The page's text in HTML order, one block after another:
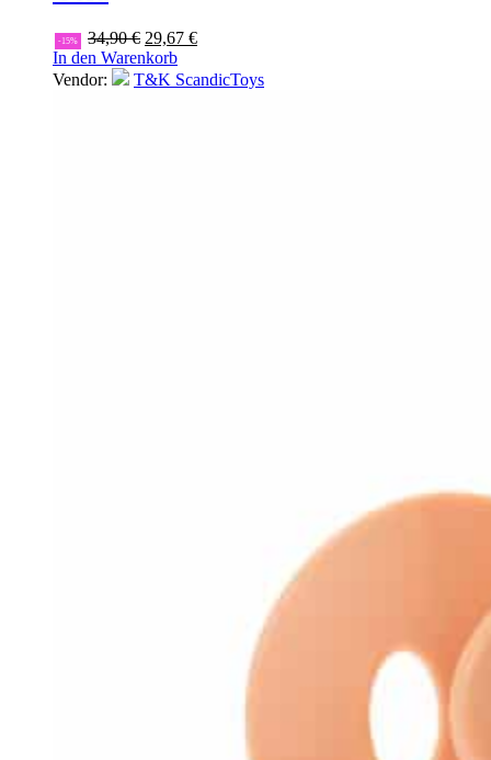
-15% 34,90€ Ursprünglicher
Preis
war:
29,67 €Aktueller
ist:
In den Warenkorb
Vendor:
T&K ScandicToys